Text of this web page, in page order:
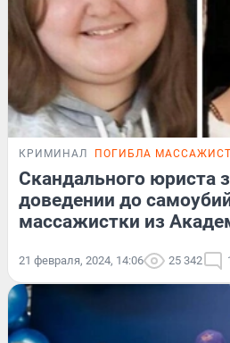
КРИМИНАЛ ПОГИБЛА
Скандального юриста
доведении до
массажистки из
21 февраля, 2024, 14:06 25 342